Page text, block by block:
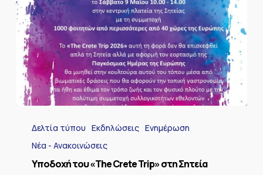
«The
Crete
Trip»
Δελτία τύπου Εκδηλώσεις Ενημέρωση
Νέα - Ανακοινώσεις
Yποδοχή του «The Crete Trip» στη Σητεία